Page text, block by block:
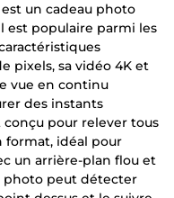
un cadeau photo
est populaire parmi les
pixels, sa vidéo 4K et
vue en continu
des instants
pour relever tous
format, idéal pour
un arrière-plan flou et
photo peut détecter